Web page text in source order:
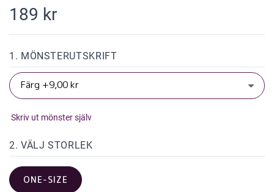
189 kr
1. MÖNSTERUTSKRIFT
Skriv ut mönster själv
2. VÄLJ STORLEK
ONE-SIZE